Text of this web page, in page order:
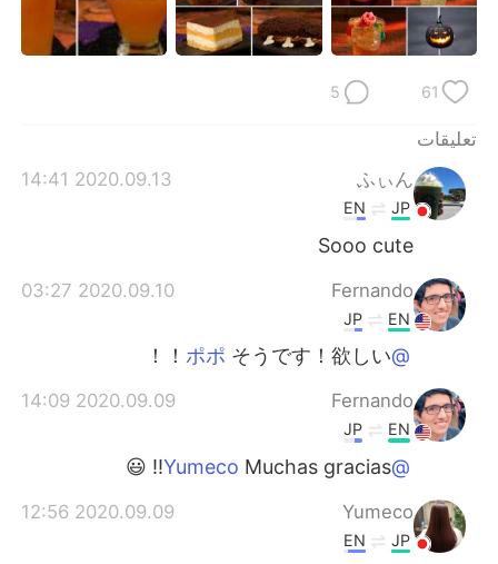
Português
61
5
تعليقات
ふぃん
2020.09.13 14:41
JP
EN
Sooo cute
Fernando
2020.09.10 03:27
EN
JP
@ポポ
そうです！欲しい！！
Fernando
2020.09.09 14:09
EN
JP
@Yumeco
Muchas gracias!! 😃
Yumeco
2020.09.09 12:56
JP
EN